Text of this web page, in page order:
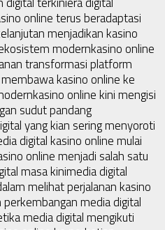
online terus beradaptasi
menjadikan kasino
modernkasino online
transformasi platform
kasino online ke
kasino online kini mengisi
sudut pandang
yang kian sering menyoroti
digital kasino online mulai
online menjadi salah satu
masa kinimedia digital
melihat perjalanan kasino
media digital
media digital mengikuti